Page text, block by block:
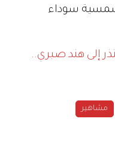
شمسية سوداء
إلى هند صبري..
مشاهير